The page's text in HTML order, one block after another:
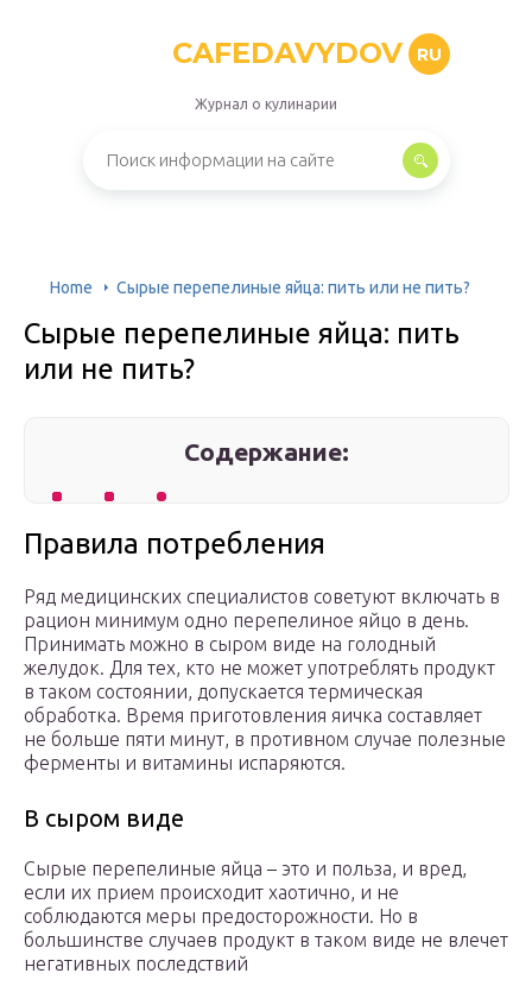
CAFEDAVYDOV RU
Журнал о кулинарии
Home Сырые перепелиные яйца: пить или не пить?
Сырые перепелиные яйца: пить
или не пить?
Содержание:
Правила потребления
Ряд медицинских специалистов советуют включать в
рацион минимум одно перепелиное яйцо в день.
Принимать можно в сыром виде на голодный
желудок. Для тех, кто не может употреблять продукт
в таком состоянии, допускается термическая
обработка. Время приготовления яичка составляет
не больше пяти минут, в противном случае полезные
ферменты и витамины испаряются.
В сыром виде
Сырые перепелиные яйца – это и польза, и вред,
если их прием происходит хаотично, и не
соблюдаются меры предосторожности. Но в
большинстве случаев продукт в таком виде не влечет
негативных последствий